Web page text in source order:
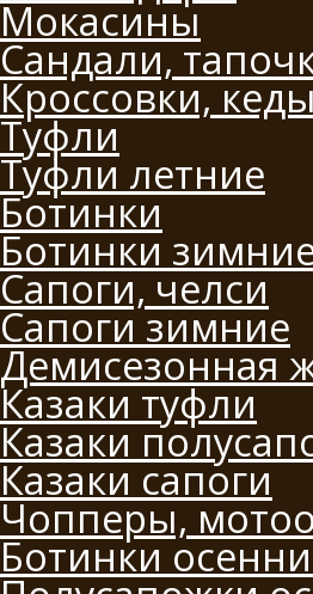
Мокасины
Сандали,
Кроссовки,
Туфли
Туфли летние
Ботинки
Ботинки
Сапоги, челси
Сапоги зимние
Демисезонная
Казаки туфли
Казаки
Казаки сапоги
Чопперы,
Ботинки